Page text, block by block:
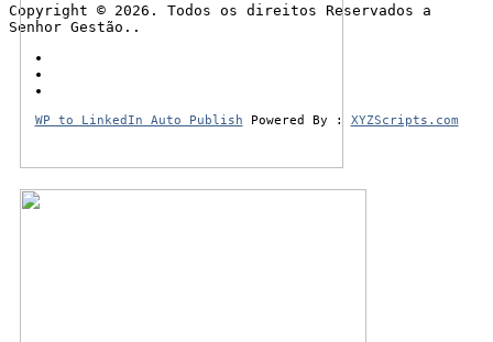
Copyright © 2026. Todos os direitos Reservados a
Senhor Gestão..
WP to LinkedIn Auto Publish Powered By : XYZScripts.com